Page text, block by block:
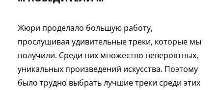
Жюри проделало большую работу,
прослушивая удивительные треки, которые мы
получили. Среди них множество невероятных,
уникальных произведений искусства. Поэтому
было трудно выбрать лучшие треки среди этих